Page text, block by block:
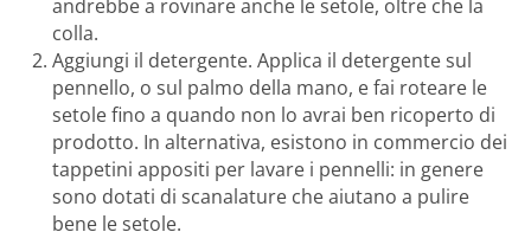
andrebbe a rovinare anche le setole, oltre che la
colla.
Aggiungi il detergente. Applica il detergente sul
pennello, o sul palmo della mano, e fai roteare le
setole fino a quando non lo avrai ben ricoperto di
prodotto. In alternativa, esistono in commercio dei
tappetini appositi per lavare i pennelli: in genere
sono dotati di scanalature che aiutano a pulire
bene le setole.